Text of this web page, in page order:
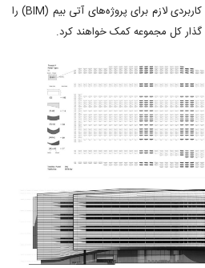
به آن‌ها سپرد. پروژه پیشگام، نکات کاربردی لازم برای پروژه‌های آتی بیم (BIM) را
کل مجموعه کمک خواهند کرد.